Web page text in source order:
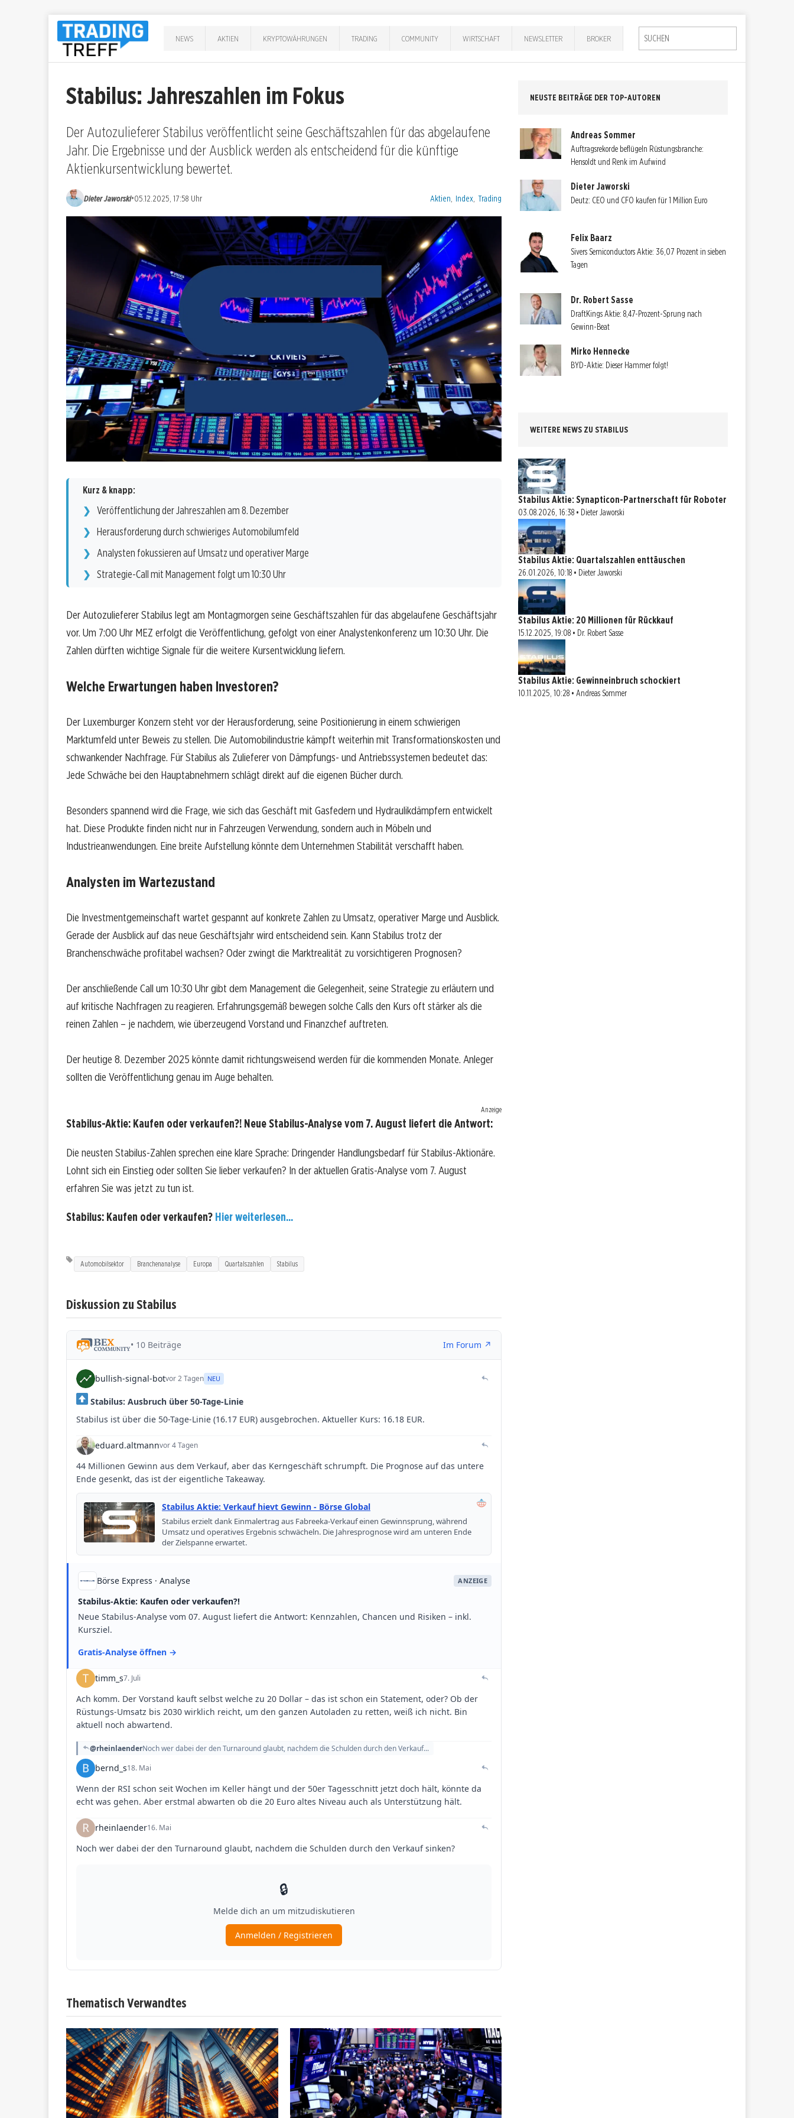
NEWS AKTIEN KRYPTOWÄHRUNGEN TRADING COMMUNITY WIRTSCHAFT NEWSLETTER BROKER
Stabilus: Jahreszahlen im Fokus
Der Autozulieferer Stabilus veröffentlicht seine Geschäftszahlen für das abgelaufene
Jahr. Die Ergebnisse und der Ausblick werden als entscheidend für die künftige
Aktienkursentwicklung bewertet.
Dieter Jaworski•05.12.2025, 17:58 Uhr Kategorien:
Aktien Index Trading
Kurz & knapp:
Veröffentlichung der Jahreszahlen am 8. Dezember
Herausforderung durch schwieriges Automobilumfeld
Analysten fokussieren auf Umsatz und operativer Marge
Strategie-Call mit Management folgt um 10:30 Uhr
Der Autozulieferer Stabilus legt am Montagmorgen seine Geschäftszahlen für das abgelaufene Geschäftsjahr
vor. Um 7:00 Uhr MEZ erfolgt die Veröffentlichung, gefolgt von einer Analystenkonferenz um 10:30 Uhr. Die
Zahlen dürften wichtige Signale für die weitere Kursentwicklung liefern.
Welche Erwartungen haben Investoren?
Der Luxemburger Konzern steht vor der Herausforderung, seine Positionierung in einem schwierigen
Marktumfeld unter Beweis zu stellen. Die Automobilindustrie kämpft weiterhin mit Transformationskosten und
schwankender Nachfrage. Für Stabilus als Zulieferer von Dämpfungs- und Antriebssystemen bedeutet das:
Jede Schwäche bei den Hauptabnehmern schlägt direkt auf die eigenen Bücher durch.
Besonders spannend wird die Frage, wie sich das Geschäft mit Gasfedern und Hydraulikdämpfern entwickelt
hat. Diese Produkte finden nicht nur in Fahrzeugen Verwendung, sondern auch in Möbeln und
Industrieanwendungen. Eine breite Aufstellung könnte dem Unternehmen Stabilität verschafft haben.
Analysten im Wartezustand
Die Investmentgemeinschaft wartet gespannt auf konkrete Zahlen zu Umsatz, operativer Marge und Ausblick.
Gerade der Ausblick auf das neue Geschäftsjahr wird entscheidend sein. Kann Stabilus trotz der
Branchenschwäche profitabel wachsen? Oder zwingt die Marktrealität zu vorsichtigeren Prognosen?
Der anschließende Call um 10:30 Uhr gibt dem Management die Gelegenheit, seine Strategie zu erläutern und
auf kritische Nachfragen zu reagieren. Erfahrungsgemäß bewegen solche Calls den Kurs oft stärker als die
reinen Zahlen – je nachdem, wie überzeugend Vorstand und Finanzchef auftreten.
Der heutige 8. Dezember 2025 könnte damit richtungsweisend werden für die kommenden Monate. Anleger
sollten die Veröffentlichung genau im Auge behalten.
Anzeige
Stabilus-Aktie: Kaufen oder verkaufen?! Neue Stabilus-Analyse vom 7. August liefert die Antwort:
Die neusten Stabilus-Zahlen sprechen eine klare Sprache: Dringender Handlungsbedarf für Stabilus-Aktionäre.
Lohnt sich ein Einstieg oder sollten Sie lieber verkaufen? In der aktuellen Gratis-Analyse vom 7. August
erfahren Sie was jetzt zu tun ist.
Stabilus: Kaufen oder verkaufen? Hier weiterlesen...
Automobilsektor Branchenanalyse Europa Quartalszahlen Stabilus
Diskussion zu Stabilus
Thematisch Verwandtes
NEUSTE BEITRÄGE DER TOP-AUTOREN
Andreas Sommer
Auftragsrekorde beflügeln Rüstungsbranche:
Hensoldt und Renk im Aufwind
Dieter Jaworski
Deutz: CEO und CFO kaufen für 1 Million Euro
Felix Baarz
Sivers Semiconductors Aktie: 36,07 Prozent in sieben
Tagen
Dr. Robert Sasse
DraftKings Aktie: 8,47-Prozent-Sprung nach
Gewinn-Beat
Mirko Hennecke
BYD-Aktie: Dieser Hammer folgt!
WEITERE NEWS ZU STABILUS
Stabilus Aktie: Synapticon-Partnerschaft für Roboter
03.08.2026, 16:38 • Dieter Jaworski
Stabilus Aktie: Quartalszahlen enttäuschen
26.01.2026, 10:18 • Dieter Jaworski
Stabilus Aktie: 20 Millionen für Rückkauf
15.12.2025, 19:08 • Dr. Robert Sasse
Stabilus Aktie: Gewinneinbruch schockiert
10.11.2025, 10:28 • Andreas Sommer